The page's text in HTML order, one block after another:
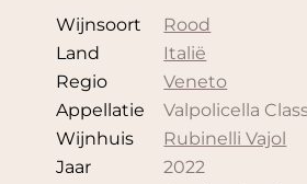
Wijnsoort
Rood
Land
Italië
Regio
Veneto
Appellatie
Valpolicella
Wijnhuis
Rubinelli Vajol
Jaar
2022